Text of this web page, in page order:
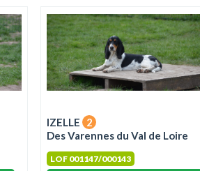
IZELLE
2
Des Varennes du Val de Loire
LOF 001147/000143